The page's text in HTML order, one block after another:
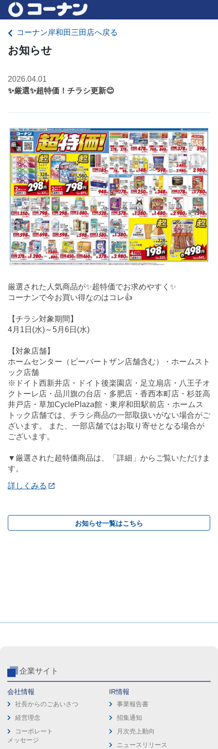
コーナン岸和田三田店へ戻る
お知らせ
2026.04.01
✨厳選✨超特価！チラシ更新😊
厳選された人気商品が✨超特価でお求めやすく✨
コーナンで今お買い得なのはコレ👍
【チラシ対象期間】
4月1日(水)～5月6日(水)
【対象店舗】
ホームセンター（ビーバートザン店舗含む）・ホームスト
ック店舗
※ドイト西新井店・ドイト後楽園店・足立扇店・八王子オ
クトーレ店・品川旗の台店・多肥店・香西本町店・杉並高
井戸店・草加CyclePlaza館・東岸和田駅前店・ホームス
トック店舗では、チラシ商品の一部取扱いがない場合がご
ざいます。 また、一部店舗ではお取り寄せとなる場合が
ございます。
▼厳選された超特価商品は、「詳細」からご覧いただけま
す。
詳しくみる
お知らせ一覧はこちら
企業サイト
会社情報
社長からのごあいさつ
経営理念
コーポレート
メッセージ
IR情報
事業報告書
招集通知
月次売上動向
ニュースリリース